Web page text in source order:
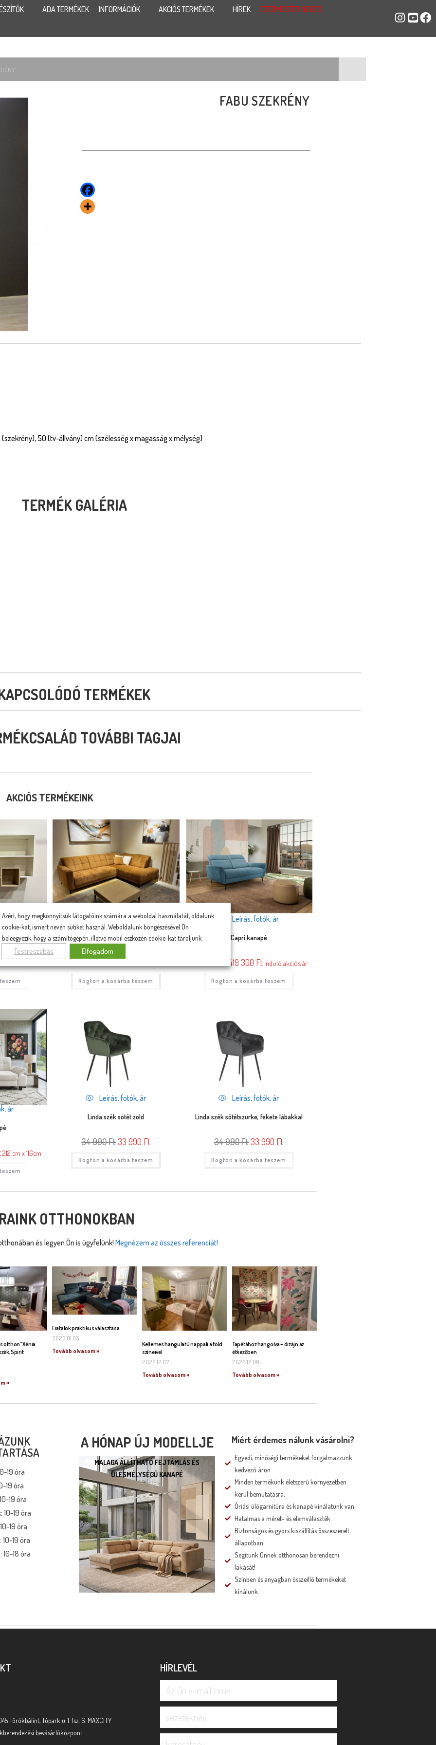
ADA TERMÉKEK INFORMÁCIÓK AKCIÓS TERMÉKEK HÍREK EZERMESTER NEKED
FABU SZEKRÉNY
50 (tv-állvány) cm (szélesség x magasság x mélység)
TERMÉK GALÉRIA
TERMÉKEK
TOVÁBBI TAGJAI
AKCIÓS TERMÉKEINK
ár
Ft
Leírás, fotók, ár
Rimini akciós motoros kanapé
Rögtön a kosárba teszem
Leírás, fotók, ár
Capri kanapé
419 300 Ftinduló akciós ár
Rögtön a kosárba teszem
ár
212 cm x 116cm
Leírás, fotók, ár
Linda szék sötét zöld
34 990Ft 33 990 Ft
Rögtön a kosárba teszem
Leírás, fotók, ár
Linda szék sötétszürke, fekete lábakkal
34 990Ft 33 990 Ft
Rögtön a kosárba teszem
OTTHONOKBAN
és legyen Ön is ügyfelünk! Megnézem az összes referenciát!
otthon” Xénia
Spirit
»
Fiatalok praktikus választása
2023.01.05.
Tovább olvasom »
Kellemes hangulatú nappali a föld
színeivel
2022.12.07.
Tovább olvasom »
Tapétához hangolva – dizájn az
étkezőben
2022.12.06.
Tovább olvasom »
19 óra
19 óra
19 óra
10-19 óra
19 óra
19 óra
10-18 óra
A HÓNAP ÚJ MODELLJE
MALAGA ÁLLÍTHATÓ FEJTÁMLÁS ÉS
ÜLÉSMÉLYSÉGŰ KANAPÉ
MALAGA ÁLLÍTHATÓ
FEJTÁMLÁS ÉS
ÜLÉSMÉLYSÉGŰ KANAPÉ
* kedvező ár
* több százféle kárpit
* moduláris rendszer
* motoros állíthatóság
Megnézem
Miért érdemes nálunk vásárolni?
Egyedi, minőségi termékeket forgalmazzunk
kedvező áron
Minden termékünk életszerű környezetben
kerül bemutatásra.
Óriási ülőgarnitúra és kanapé kínálatunk van.
Hatalmas a méret- és elemválaszték.
Biztonságos és gyors kiszállítás összeszerelt
állapotban.
Segítünk Önnek otthonosan berendezni
lakását!
Színben és anyagban összeillő termékeket
kínálunk.
Törökbálint, Tópark u. 1. fsz. 6. MAXCITY
bevásárlóközpont
HÍRLEVÉL
Azért, hogy megkönnyítsük látogatóink számára a weboldal használatát, oldalunk
cookie-kat, ismert nevén sütiket használ. Weboldalunk böngészésével Ön
beleegyezik, hogy a számítógépén, illetve mobil eszközén cookie-kat tároljunk.
Testreszabás Elfogadom